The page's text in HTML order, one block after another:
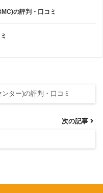
の評判・口コミ
ター)の評判・口コミ
次の記事